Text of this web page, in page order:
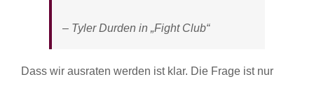
– Tyler Durden in „Fight Club“
Dass wir ausraten werden ist klar. Die Frage ist nur